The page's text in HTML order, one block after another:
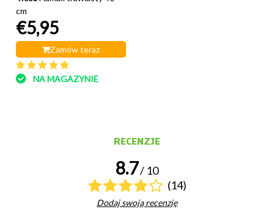
cm
€5,95
Zamów teraz
NA MAGAZYNIE
RECENZJE
8.7/ 10
(14)
Dodaj swoją recenzję